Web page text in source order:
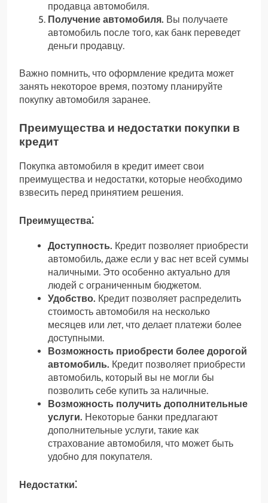
продавца автомобиля.
Получение автомобиля. Вы получаете
автомобиль после того, как банк переведет
деньги продавцу.
Важно помнить, что оформление кредита может
занять некоторое время, поэтому планируйте
покупку автомобиля заранее.
Преимущества и недостатки покупки в
кредит
Покупка автомобиля в кредит имеет свои
преимущества и недостатки, которые необходимо
взвесить перед принятием решения.
Преимущества⁚
Доступность. Кредит позволяет приобрести
автомобиль, даже если у вас нет всей суммы
наличными. Это особенно актуально для
людей с ограниченным бюджетом.
Удобство. Кредит позволяет распределить
стоимость автомобиля на несколько
месяцев или лет, что делает платежи более
доступными.
Возможность приобрести более дорогой
автомобиль. Кредит позволяет приобрести
автомобиль, который вы не могли бы
позволить себе купить за наличные.
Возможность получить дополнительные
услуги. Некоторые банки предлагают
дополнительные услуги, такие как
страхование автомобиля, что может быть
удобно для покупателя.
Недостатки⁚